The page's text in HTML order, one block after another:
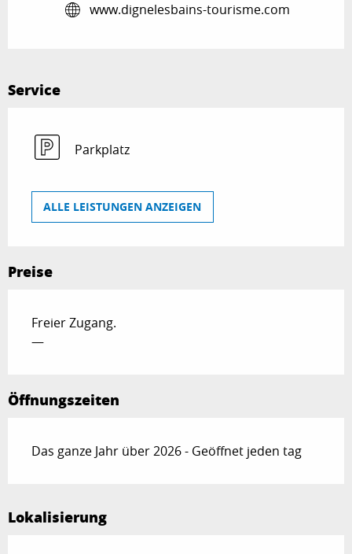
www.dignelesbains-tourisme.com
Service
Parkplatz
ALLE LEISTUNGEN ANZEIGEN
Preise
Freier Zugang.
—
Öffnungszeiten
Das ganze Jahr über 2026 - Geöffnet jeden tag
Lokalisierung